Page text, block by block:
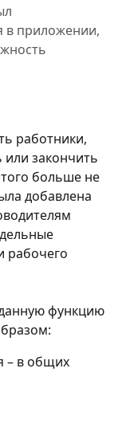
в приложении,
работники,
закончить
больше не
добавлена
рабочего
функцию
– в общих